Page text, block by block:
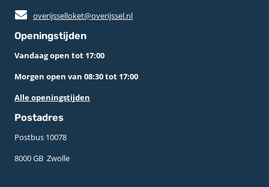
overijsselloket@overijssel.nl
Openingstijden
Vandaag open tot 17:00
Morgen open van 08:30 tot 17:00
Alle openingstijden
Postadres
Postbus 10078 ­
8000 GB ­ Zwolle